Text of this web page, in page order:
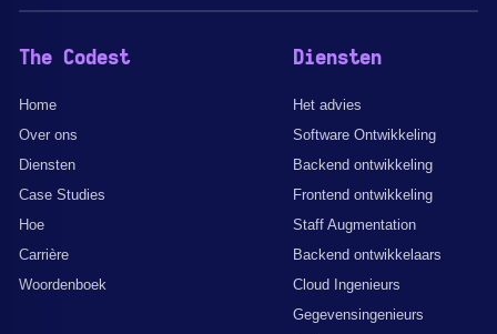
The Codest
Home
Over ons
Diensten
Case Studies
Hoe
Carrière
Woordenboek
Diensten
Het advies
Software Ontwikkeling
Backend ontwikkeling
Frontend ontwikkeling
Staff Augmentation
Backend ontwikkelaars
Cloud Ingenieurs
Gegevensingenieurs